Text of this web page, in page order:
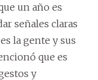
un año es
señales claras
la gente y sus
que es
y